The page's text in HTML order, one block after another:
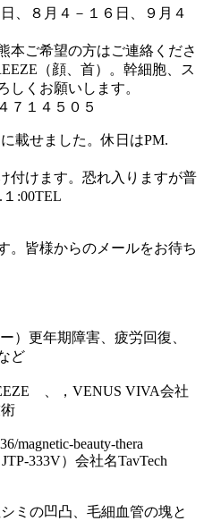
、８月４－１６日、９月４
本ご希望の方はご連絡くださ
（顔、首）。幹細胞、ス
しくお願いします。
７１４５０５
載せました。休日はPM.
付けます。恐れ入りますが普
:00TEL
。皆様からのメールをお待ち
）更年期障害、疲労回復、
ど
、，VENUS VIVA会社
magnetic-beauty-thera
333V）会社名TavTech
の凹凸、毛細血管の塊と